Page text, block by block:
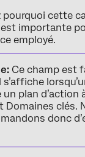
pourquoi cette
importante
employé.
Ce champ est
s’affiche
un plan d’action
Domaines clés.
donc